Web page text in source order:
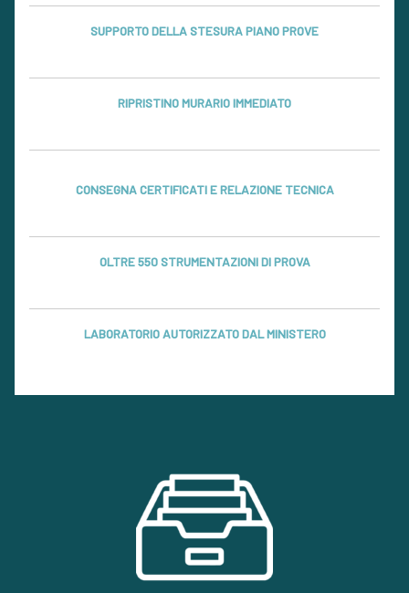
SUPPORTO DELLA STESURA PIANO PROVE
RIPRISTINO MURARIO IMMEDIATO
CONSEGNA CERTIFICATI E RELAZIONE TECNICA
OLTRE 550 STRUMENTAZIONI DI PROVA
LABORATORIO AUTORIZZATO DAL MINISTERO